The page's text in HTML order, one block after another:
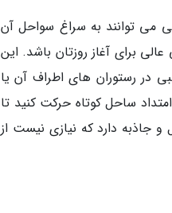
می توانند به سراغ سواحل آن
برای آغاز روزتان باشد. این
در رستوران های اطراف آن یا
ساحل کوتاه حرکت کنید تا
جاذبه دارد که نیازی نیست از